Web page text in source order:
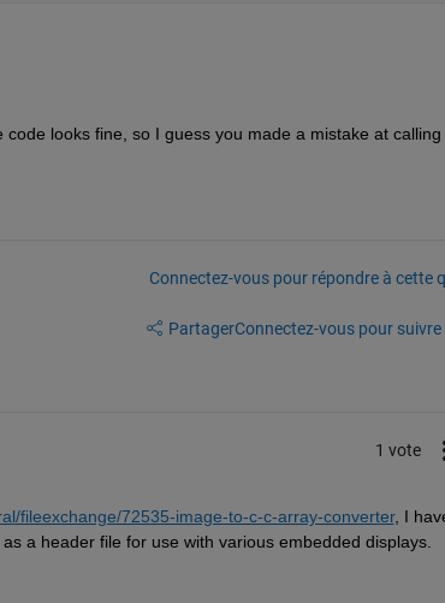
looks fine, so I guess you made a mistake at calling
Connectez-vous pour répondre à cette
PartagerConnectez-vous pour suivre
1 vote
fileexchange/72535-image-to-c-c-array-converter, I
a header file for use with various embedded displays.